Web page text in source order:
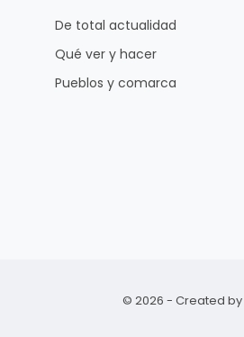
De total actualidad
Qué ver y hacer
Pueblos y comarca
© 2026 - Created by